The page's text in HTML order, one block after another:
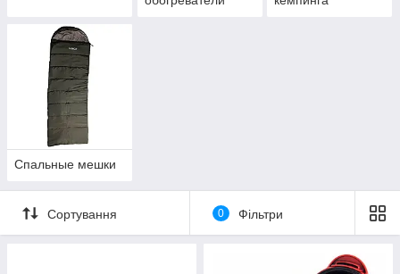
Спальные мешки
Сортування 0 Фільтри